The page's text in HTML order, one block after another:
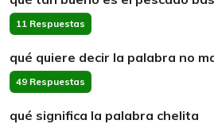
11 Respuestas
qué quiere decir la palabra no
49 Respuestas
qué significa la palabra chelita